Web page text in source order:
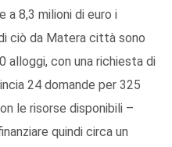
a 8,3 milioni di euro i
ciò da Matera città sono
alloggi, con una richiesta di
24 domande per 325
le risorse disponibili –
quindi circa un